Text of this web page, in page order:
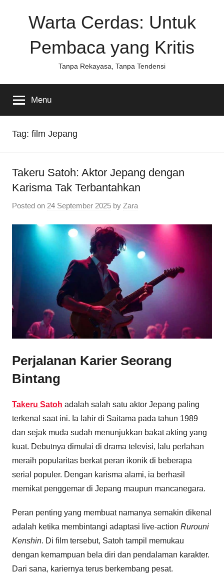
Warta Cerdas: Untuk
Pembaca yang Kritis
Tanpa Rekayasa, Tanpa Tendensi
Menu
Tag: film Jepang
Takeru Satoh: Aktor Jepang dengan
Karisma Tak Terbantahkan
Posted on 24 September 2025 by Zara
Perjalanan Karier Seorang
Bintang
Takeru Satoh adalah salah satu aktor Jepang paling
terkenal saat ini. Ia lahir di Saitama pada tahun 1989
dan sejak muda sudah menunjukkan bakat akting yang
kuat. Debutnya dimulai di drama televisi, lalu perlahan
meraih popularitas berkat peran ikonik di beberapa
serial populer. Dengan karisma alami, ia berhasil
memikat penggemar di Jepang maupun mancanegara.
Peran penting yang membuat namanya semakin dikenal
adalah ketika membintangi adaptasi live-action Rurouni
Kenshin. Di film tersebut, Satoh tampil memukau
dengan kemampuan bela diri dan pendalaman karakter.
Dari sana, kariernya terus berkembang pesat.